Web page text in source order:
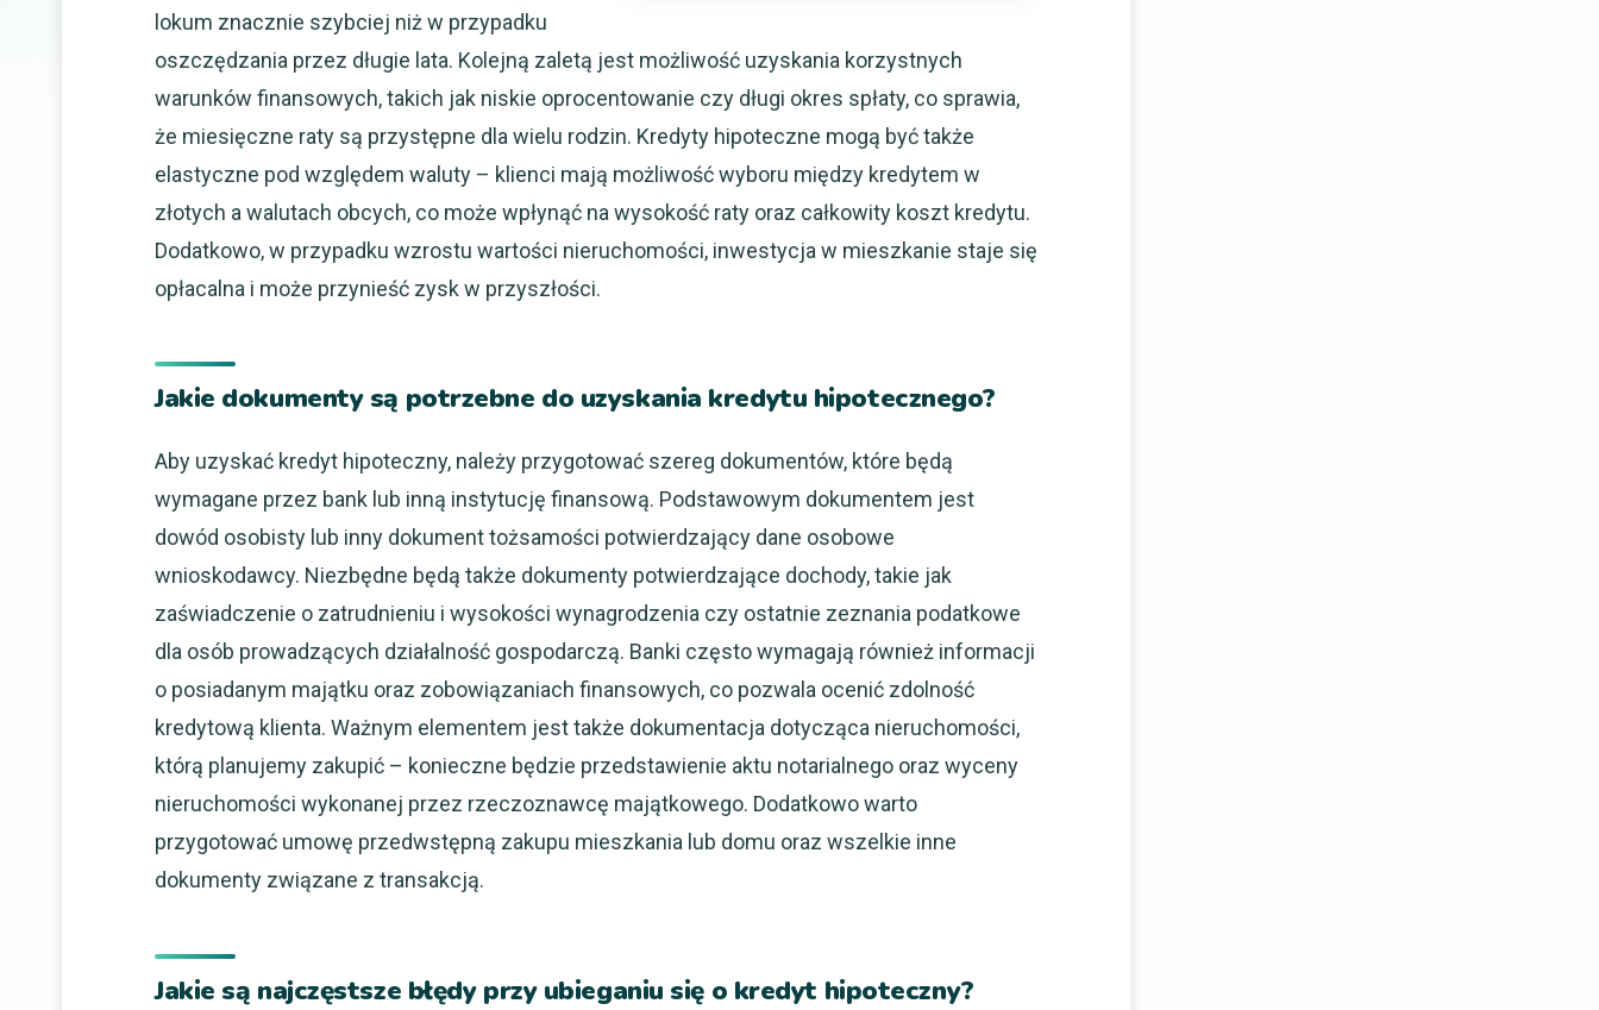
lokum znacznie szybciej niż w przypadku
oszczędzania przez długie lata. Kolejną zaletą jest możliwość uzyskania korzystnych
warunków finansowych, takich jak niskie oprocentowanie czy długi okres spłaty, co sprawia,
że miesięczne raty są przystępne dla wielu rodzin. Kredyty hipoteczne mogą być także
elastyczne pod względem waluty – klienci mają możliwość wyboru między kredytem w
złotych a walutach obcych, co może wpłynąć na wysokość raty oraz całkowity koszt kredytu.
Dodatkowo, w przypadku wzrostu wartości nieruchomości, inwestycja w mieszkanie staje się
opłacalna i może przynieść zysk w przyszłości.
Jakie dokumenty są potrzebne do uzyskania kredytu hipotecznego?
Aby uzyskać kredyt hipoteczny, należy przygotować szereg dokumentów, które będą
wymagane przez bank lub inną instytucję finansową. Podstawowym dokumentem jest
dowód osobisty lub inny dokument tożsamości potwierdzający dane osobowe
wnioskodawcy. Niezbędne będą także dokumenty potwierdzające dochody, takie jak
zaświadczenie o zatrudnieniu i wysokości wynagrodzenia czy ostatnie zeznania podatkowe
dla osób prowadzących działalność gospodarczą. Banki często wymagają również informacji
o posiadanym majątku oraz zobowiązaniach finansowych, co pozwala ocenić zdolność
kredytową klienta. Ważnym elementem jest także dokumentacja dotycząca nieruchomości,
którą planujemy zakupić – konieczne będzie przedstawienie aktu notarialnego oraz wyceny
nieruchomości wykonanej przez rzeczoznawcę majątkowego. Dodatkowo warto
przygotować umowę przedwstępną zakupu mieszkania lub domu oraz wszelkie inne
dokumenty związane z transakcją.
Jakie są najczęstsze błędy przy ubieganiu się o kredyt hipoteczny?